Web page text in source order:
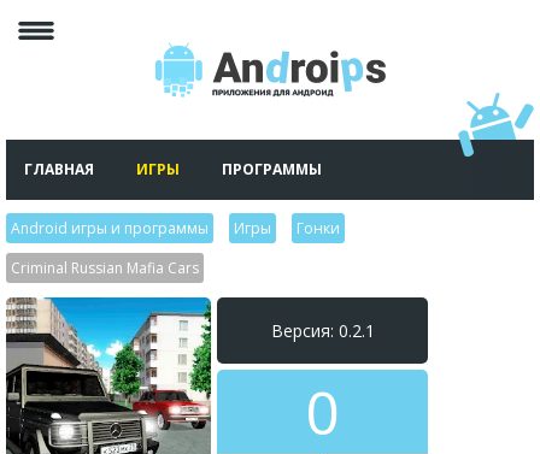
ГЛАВНАЯ ИГРЫ ПРОГРАММЫ
Android игры и программы Игры Гонки
Criminal Russian Mafia Cars
Версия: 0.2.1
0